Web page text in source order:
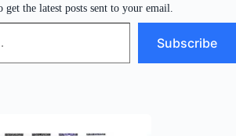
get the latest posts sent to your email.
Subscribe